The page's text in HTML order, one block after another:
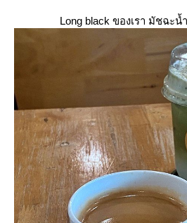
Long black ของเรา มัชฉะ